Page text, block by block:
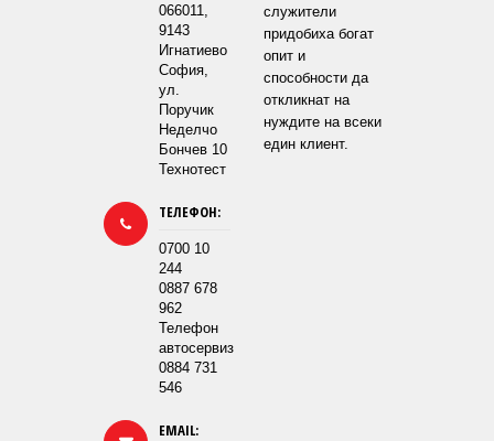
066011,
9143
Игнатиево
София,
ул.
Поручик
Неделчо
Бончев 10
Технотест
ТЕЛЕФОН:
0700 10
244
0887 678
962
Телефон
автосервиз
0884 731
546
EMAIL:
служители
придобиха богат
опит и
способности да
откликнат на
нуждите на всеки
един клиент.